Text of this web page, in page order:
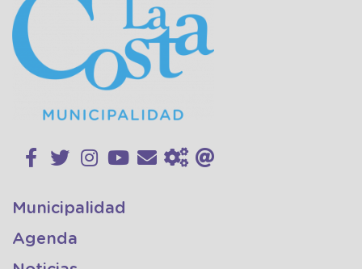
Municipalidad
Agenda